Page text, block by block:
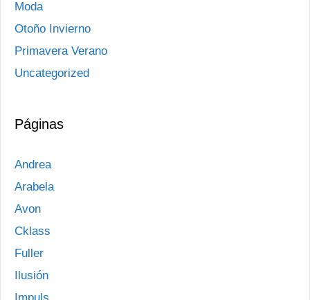
Moda
Otoño Invierno
Primavera Verano
Uncategorized
Páginas
Andrea
Arabela
Avon
Cklass
Fuller
Ilusión